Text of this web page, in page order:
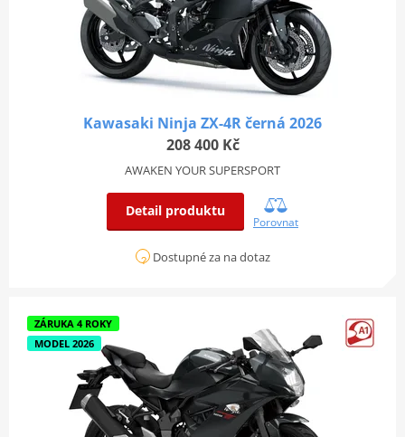
Kawasaki Ninja ZX-4R černá 2026
208 400 Kč
AWAKEN YOUR SUPERSPORT
Detail produktu
Porovnat
Dostupné za na dotaz
ZÁRUKA 4 ROKY
MODEL 2026